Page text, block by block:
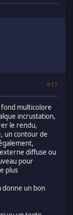
#17
fond multicolore
incrustation,
le rendu,
un contour de
diffuse ou
pour
plus
donne un bon